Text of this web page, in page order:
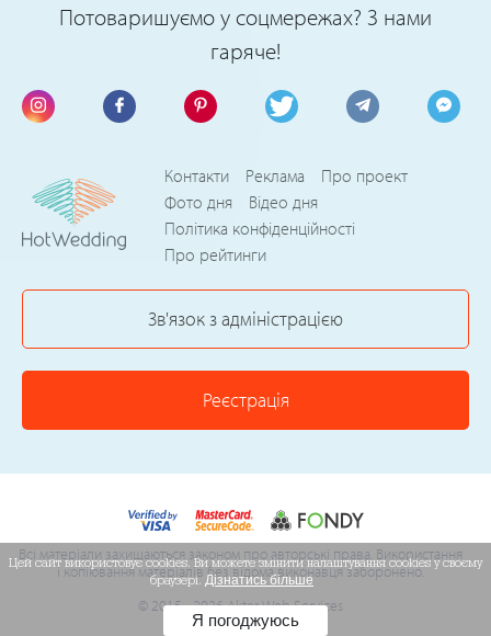
Потоваришуємо у соцмережах? З нами
гаряче!
Контакти Реклама
Про проект
Фото дня
Відео дня
Політика конфіденційності
Про рейтинги
Зв'язок з адміністрацією
Реєстрація
Всі матеріали захищаються законом про авторські права. Використання
і копіювання матеріалів без відома виконавця заборонено.
© 2015 - 2026 Akter Web Services
Цей сайт використовує cookies. Ви можете змінити налаштування cookies у своєму
браузері.Дізнатись більше
Я погоджуюсь